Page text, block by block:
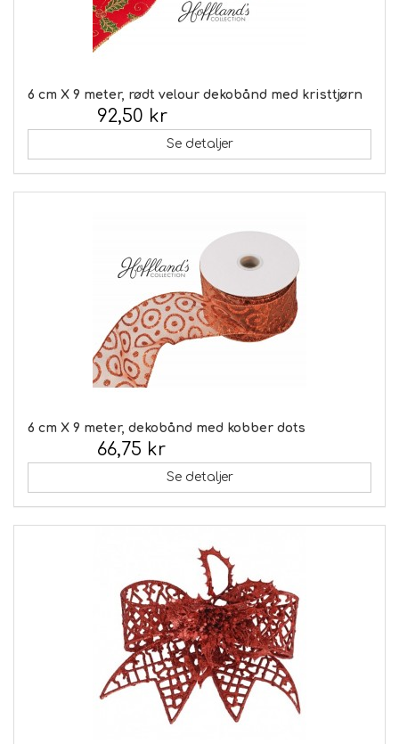
6 cm X 9 meter, rødt velour dekobånd med kristtjørn
92,50 kr
Se detaljer
6 cm X 9 meter, dekobånd med kobber dots
66,75 kr
Se detaljer